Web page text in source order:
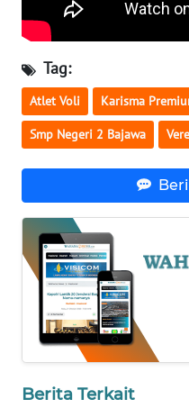
Tag:
Atlet Voli Karisma
Smp Negeri 2 Bajawa
Berita Terkait
WN
KALTENG
WN
KALTARA
KALSEL
WN
KALTIM
WN
SULSEL
GORONTALO